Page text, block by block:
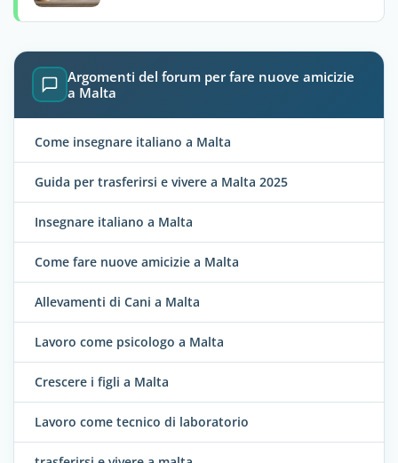
Argomenti del forum per fare nuove amicizie
a Malta
Come insegnare italiano a Malta
Guida per trasferirsi e vivere a Malta 2025
Insegnare italiano a Malta
Come fare nuove amicizie a Malta
Allevamenti di Cani a Malta
Lavoro come psicologo a Malta
Crescere i figli a Malta
Lavoro come tecnico di laboratorio